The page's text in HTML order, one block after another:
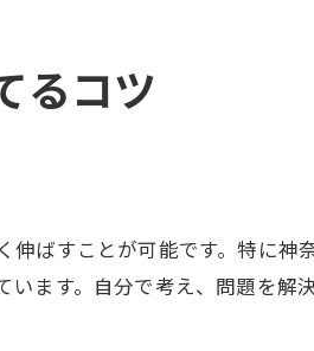
生先取りの可能性
先取りに適している理由
成果を実感できる公文式
生先取りの実践法
るコツ
ばすことが可能です。特に神
ます。自分で考え、問題を解